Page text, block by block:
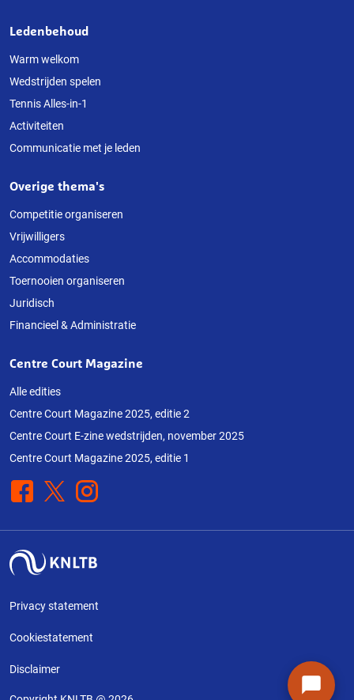
Ledenbehoud
Warm welkom
Wedstrijden spelen
Tennis Alles-in-1
Activiteiten
Communicatie met je leden
Overige thema's
Competitie organiseren
Vrijwilligers
Accommodaties
Toernooien organiseren
Juridisch
Financieel & Administratie
Centre Court Magazine
Alle edities
Centre Court Magazine 2025, editie 2
Centre Court E-zine wedstrijden, november 2025
Centre Court Magazine 2025, editie 1
Facebook
X Instagram
Privacy statement
Cookiestatement
Disclaimer